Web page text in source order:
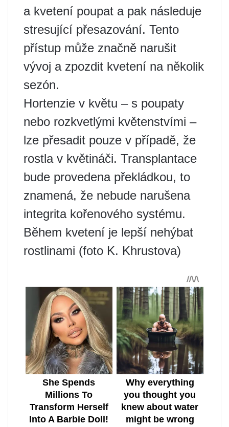
a kvetení poupat a pak následuje
stresující přesazování. Tento
přístup může značně narušit
vývoj a zpozdit kvetení na několik
sezón.
Hortenzie v květu – s poupaty
nebo rozkvetlými květenstvími –
lze přesadit pouze v případě, že
rostla v květináči. Transplantace
bude provedena překládkou, to
znamená, že nebude narušena
integrita kořenového systému.
Během kvetení je lepší nehýbat
rostlinami (foto K. Khrustova)